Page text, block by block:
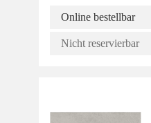
Online bestellbar
Nicht reservierbar